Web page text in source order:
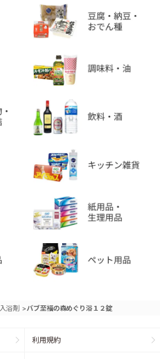
入浴剤 >バブ至福の森めぐり浴１２錠
利用規約